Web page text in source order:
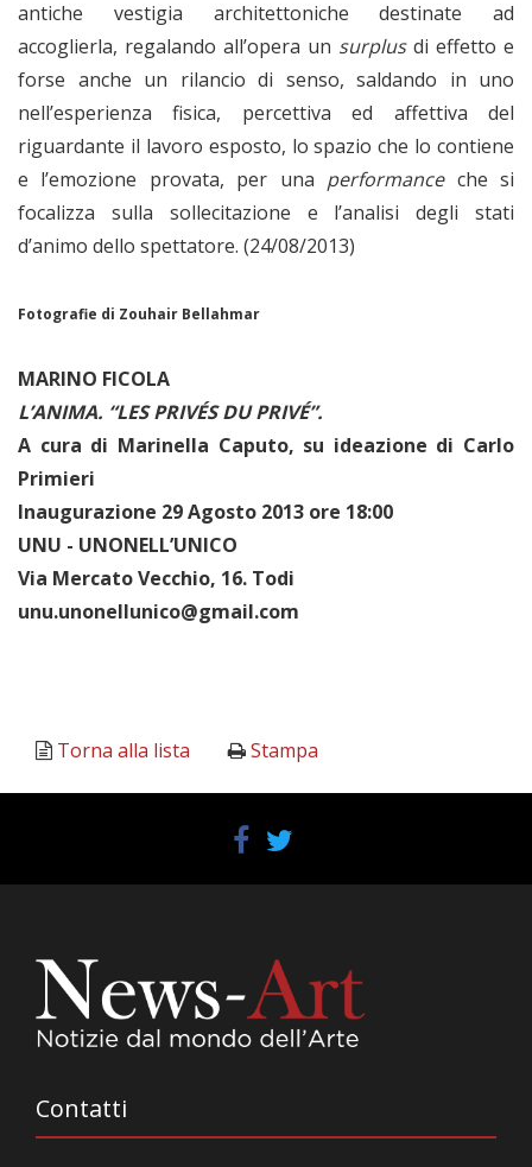
antiche vestigia architettoniche destinate ad
accoglierla, regalando all’opera un surplusdi effetto e
forse anche un rilancio di senso, saldando in uno
nell’esperienza fisica, percettiva ed affettiva del
riguardante il lavoro esposto, lo spazio che lo contiene
e l’emozione provata, per una performanceche si
focalizza sulla sollecitazione e l’analisi degli stati
d’animo dello spettatore. (24/08/2013)
Fotografie di Zouhair Bellahmar
MARINO FICOLA
L’ANIMA. “LES PRIVÉS DU PRIVÉ”.
A cura di Marinella Caputo, su ideazione di Carlo
Primieri
Inaugurazione 29 Agosto 2013 ore 18:00
UNU - UNONELL’UNICO
Via Mercato Vecchio, 16. Todi
unu.unonellunico@gmail.com
Torna alla lista Stampa
Contatti